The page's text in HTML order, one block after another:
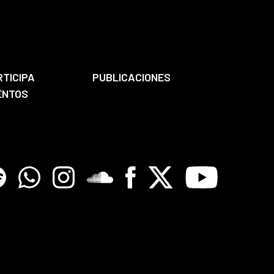
PUBLICACIONES
WhatsappInstagramSoundcloreFacebook
X Youtube